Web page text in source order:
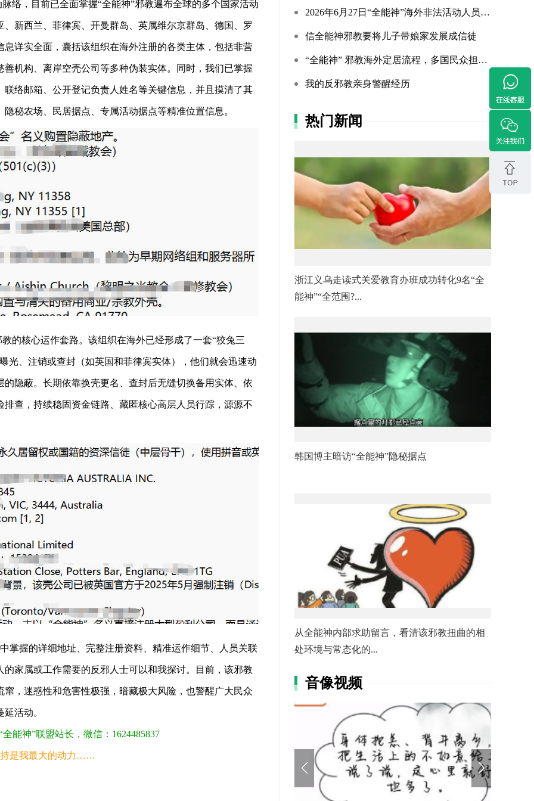
，目前已全面掌握“全能神”邪教遍布全球的多个国家活动
新西兰、菲律宾、开曼群岛、英属维尔京群岛、德国、罗
详实全面，囊括该组织在海外注册的各类主体，包括非营
机构、离岸空壳公司等多种伪装实体。同时，我们已掌握
络邮箱、公开登记负责人姓名等关键信息，并且摸清了其
秘农场、民居据点、专属活动据点等精准位置信息。
的核心运作套路。该组织在海外已经形成了一套“狡兔三
光、注销或查封（如英国和菲律宾实体），他们就会迅速动
隐蔽。长期依靠换壳更名、查封后无缝切换备用实体、依
查，持续稳固资金链路、藏匿核心高层人员行踪，源源不
握的详细地址、完整注册资料、精准运作细节、人员关联
家属或工作需要的反邪人士可以和我探讨。目前，该邪教
，迷惑性和危害性极强，暗藏极大风险，也警醒广大民众
活动。
能神”联盟站长，微信：1624485837
持是我最大的动力……
2026年6月27日“全能神”海外非法活动人员照片曝光（连载109...
信全能神邪教要将儿子带娘家发展成信徒
“全能神” 邪教海外定居流程，多国民众担忧难民法遭滥用
我的反邪教亲身警醒经历
热门新闻
浙江义乌走读式关爱教育办班成功转化9名“全
能神”“全范围?...
韩国博主暗访“全能神”隐秘据点
从全能神内部求助留言，看清该邪教扭曲的相
处环境与常态化的...
音像视频